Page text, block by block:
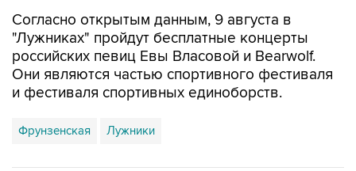
Согласно открытым данным, 9 августа в
"Лужниках" пройдут бесплатные концерты
российских певиц Евы Власовой и Bearwolf.
Они являются частью спортивного фестиваля
и фестиваля спортивных единоборств.
Фрунзенская Лужники